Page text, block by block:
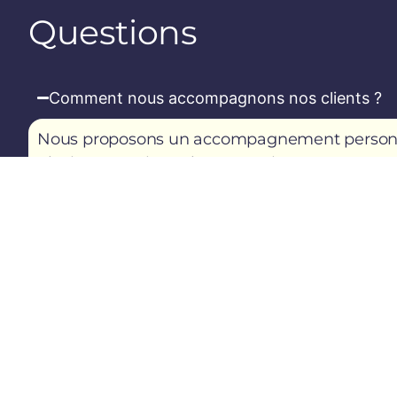
Questions
Comment nous accompagnons nos clients ?
Nous proposons un accompagnement
plusieurs sessions chaque mois :